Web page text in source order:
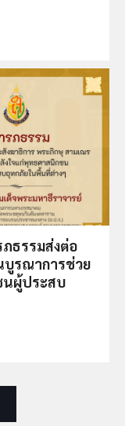
ธรรมส่งต่อ
บูรณาการช่วย
นผู้ประสบ